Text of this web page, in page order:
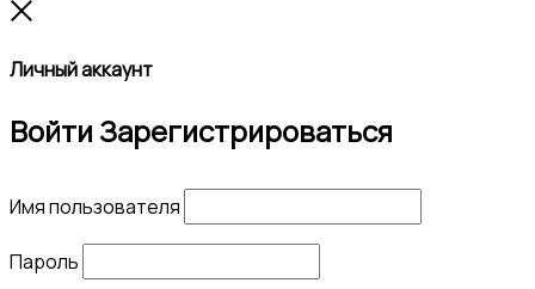
Личный аккаунт
ВойтиЗарегистрироваться
Имя пользователя
Пароль